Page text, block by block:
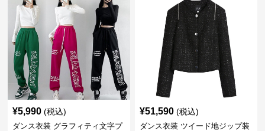
¥5,990 (税込)
ダンス衣装 グラフィティ文字プ
¥51,590 (税込)
ダンス衣装 ツイード地ジップ装